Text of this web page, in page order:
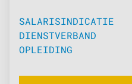
iets voor jou. In onze
een belangrijke rol in
functioneren van
treinonderdelen.
SALARISINDICATIE
DIENSTVERBAND
OPLEIDING